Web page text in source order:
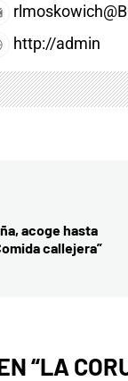
http://admin
acoge hasta
callejera”
“LA